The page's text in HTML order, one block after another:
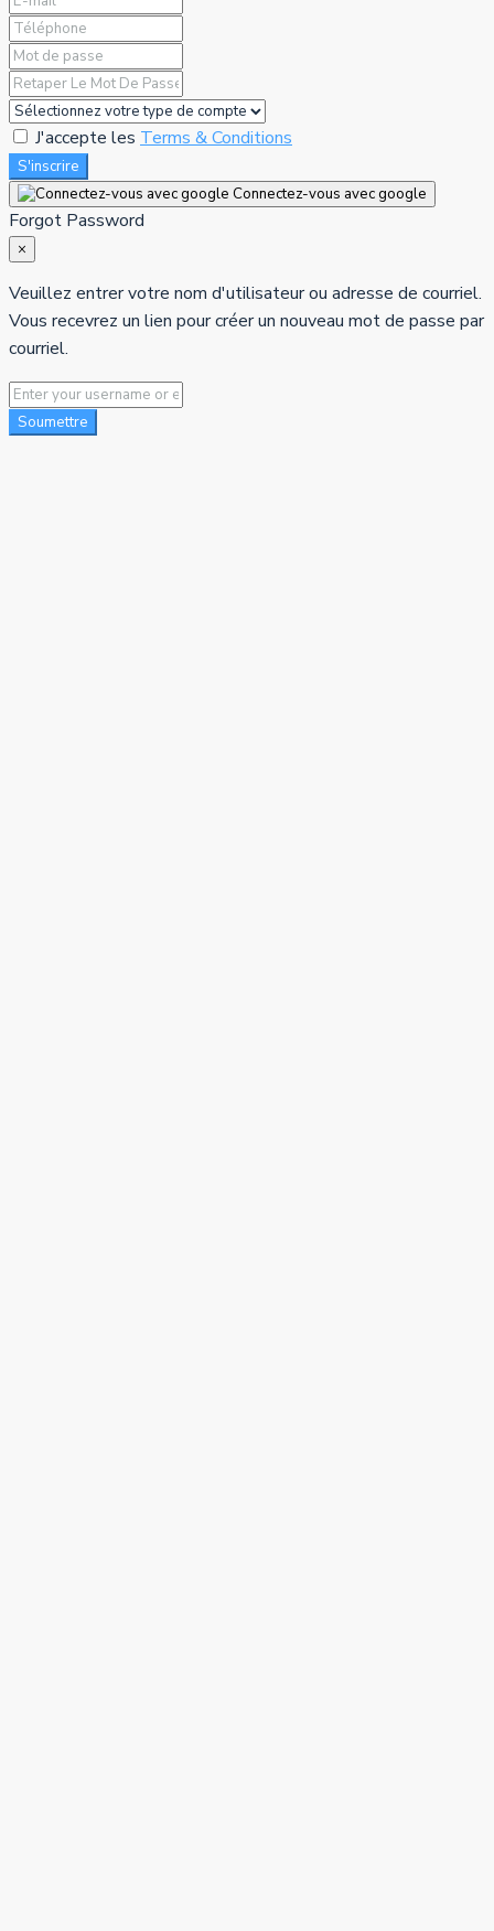
J'accepte les Terms & Conditions
S'inscrire
Connectez-vous avec google
Forgot Password
×
Veuillez entrer votre nom d'utilisateur ou adresse de courriel.
Vous recevrez un lien pour créer un nouveau mot de passe par
courriel.
Soumettre